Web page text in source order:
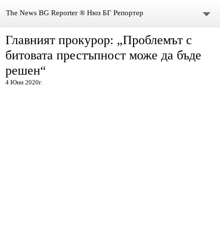
The News BG Reporter ® Нюз БГ Репортер
НОВИНИ
ЗА НАС
КОНТАКТИ
Главният прокурор: „Проблемът с
битовата престъпност може да бъде
решен“
4 Юни 2020г.